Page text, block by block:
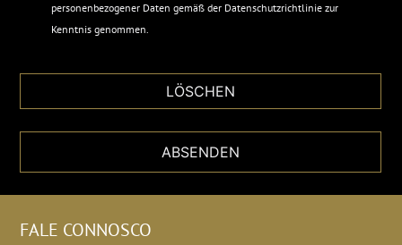
personenbezogener Daten gemäß der Datenschutzrichtlinie zur
Kenntnis genommen.
ABSENDEN
FALE CONNOSCO